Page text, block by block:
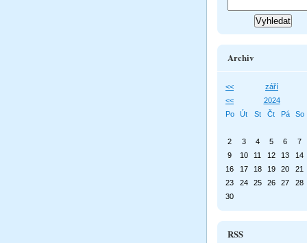
Archiv
<<
září
<<
2024
Po
Út St Čt Pá So
2 3 4 5 6
7
9
10 11 12 13
14
16
17 18 19 20
21
23
24 25 26 27
28
30
RSS